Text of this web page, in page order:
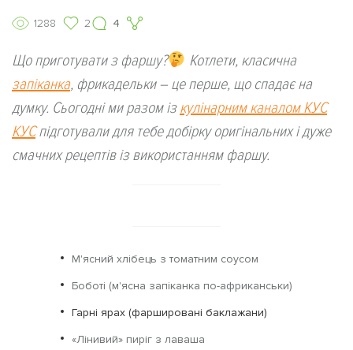
1288 2 4
Що приготувати з фаршу?
Котлети, класична
запіканка, фрикадельки – це перше, що спадає на
думку. Сьогодні ми разом ізкулінарним каналом КУС
КУСпідготували для тебе добірку оригінальних і дуже
смачних рецептів із використанням фаршу.
М'ясний хлібець з томатним соусом
Боботі (м'ясна запіканка по-африканськи)
Гарні ярах (фаршировані баклажани)
«Лінивий» пиріг з лаваша